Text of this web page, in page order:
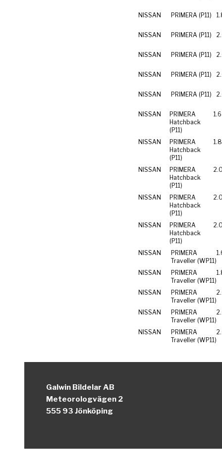
NISSAN PRIMERA (P11)
NISSAN PRIMERA (P11)
NISSAN PRIMERA (P11)
NISSAN PRIMERA (P11)
NISSAN PRIMERA (P11)
NISSAN
PRIMERA
Hatchback
(P11)
NISSAN
PRIMERA
Hatchback
(P11)
NISSAN
PRIMERA
Hatchback
(P11)
NISSAN
PRIMERA
Hatchback
(P11)
NISSAN
PRIMERA
Hatchback
(P11)
NISSAN
PRIMERA
Traveller (WP11)
NISSAN
PRIMERA
Traveller (WP11)
NISSAN
PRIMERA
Traveller (WP11)
NISSAN
PRIMERA
Traveller (WP11)
NISSAN
PRIMERA
Traveller (WP11)
Galwin Bildelar AB
Meteorologvägen 2
555 93 Jönköping